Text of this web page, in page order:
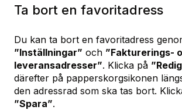
Ta bort en favoritadress
Du kan ta bort en favoritadress
”Inställningar” och ”Fakturerings-
leveransadresser”. Klicka på
därefter på papperskorgsikonen
den adressrad som ska tas bort.
”Spara”.